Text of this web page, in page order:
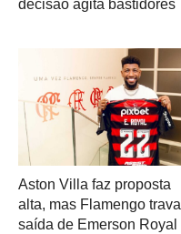
decisão agita bastidores
Aston Villa faz proposta
alta, mas Flamengo trava
saída de Emerson Royal